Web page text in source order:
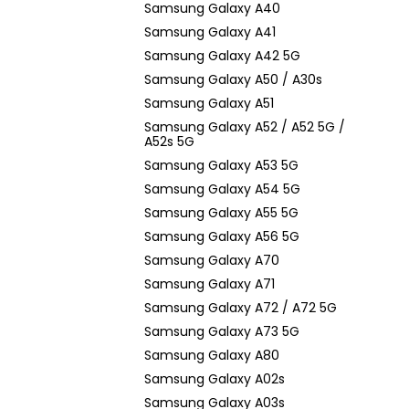
Samsung Galaxy A40
Samsung Galaxy A41
Samsung Galaxy A42 5G
Samsung Galaxy A50 / A30s
Samsung Galaxy A51
Samsung Galaxy A52 / A52 5G /
A52s 5G
Samsung Galaxy A53 5G
Samsung Galaxy A54 5G
Samsung Galaxy A55 5G
Samsung Galaxy A56 5G
Samsung Galaxy A70
Samsung Galaxy A71
Samsung Galaxy A72 / A72 5G
Samsung Galaxy A73 5G
Samsung Galaxy A80
Samsung Galaxy A02s
Samsung Galaxy A03s